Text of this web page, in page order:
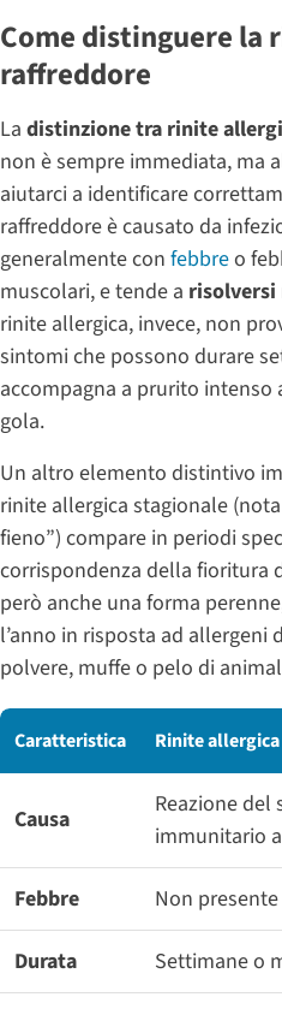
Come distinguere la
raffreddore
La distinzione tra rinite
non è sempre immediata, ma
aiutarci a identificare
raffreddore è causato da
generalmente con febbreo
muscolari, e tende a risolversi
rinite allergica, invece, non
sintomi che possono durare
accompagna a prurito intenso
gola.
Un altro elemento distintivo
rinite allergica stagionale
fieno”) compare in periodi
corrispondenza della fioritura
però anche una forma
l’anno in risposta ad allergeni
polvere, muffe o pelo di
Caratteristica Rinite allergica
Causa
Reazione del
immunitario
Febbre Non presente
Durata Settimane o